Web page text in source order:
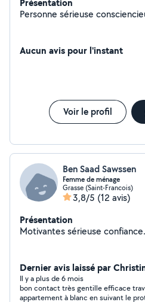
Personne sérieuse
Aucun avis pour l'instant
Voir le profil
Ben Saad Sawssen
Femme de ménage
Grasse (Saint-Francois)
3,8/5 (12 avis)
Présentation
Motivantes sérieuse
Dernier avis laissé par
Il y a plus de 6 mois
bon contact très gentille efficace travail soigné à fait un
appartement à blanc en suivant le protocole appartement